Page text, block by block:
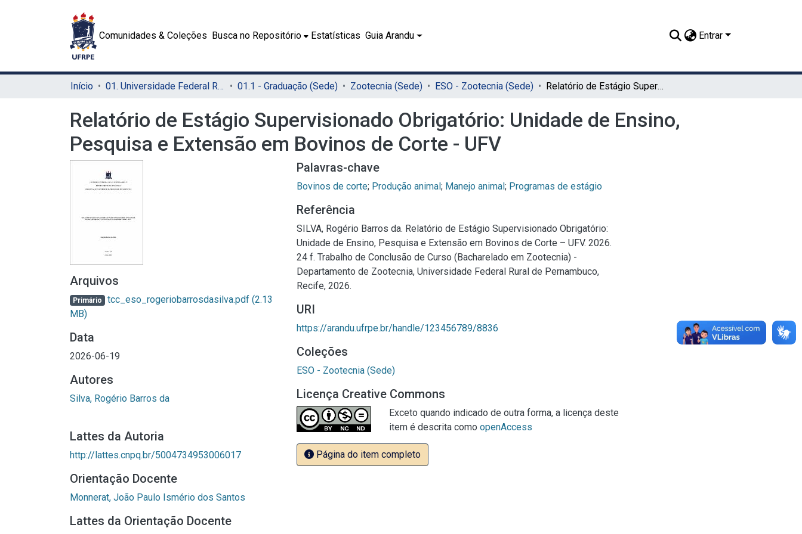
Comunidades & Coleções Busca no Repositório Estatísticas Guia Arandu Entrar
Início 01. Universidade Federal Rural de Pernambuco - UFRPE (Sede) 01.1 - Graduação (Sede) Zootecnia (Sede) ESO - Zootecnia (Sede) Relatório de Estágio Supervisionado Obrigatório: Unidade de Ensino, Pesquisa e Extensão em Bovinos de Corte - UFV
Relatório de Estágio Supervisionado Obrigatório: Unidade de Ensino,
Pesquisa e Extensão em Bovinos de Corte - UFV
Arquivos
Primário tcc_eso_rogeriobarrosdasilva.pdf (2.13
MB)
Data
2026-06-19
Autores
Silva, Rogério Barros da
Lattes da Autoria
http://lattes.cnpq.br/5004734953006017
Orientação Docente
Monnerat, João Paulo Ismério dos Santos
Lattes da Orientação Docente
Palavras-chave
Bovinos de corte; Produção animal; Manejo animal; Programas de estágio
Referência
SILVA, Rogério Barros da. Relatório de Estágio Supervisionado Obrigatório:
Unidade de Ensino, Pesquisa e Extensão em Bovinos de Corte – UFV. 2026.
24 f. Trabalho de Conclusão de Curso (Bacharelado em Zootecnia) -
Departamento de Zootecnia, Universidade Federal Rural de Pernambuco,
Recife, 2026.
URI
https://arandu.ufrpe.br/handle/123456789/8836
Coleções
ESO - Zootecnia (Sede)
Licença Creative Commons
Exceto quando indicado de outra forma, a licença deste
item é descrita como openAccess
Página do item completo